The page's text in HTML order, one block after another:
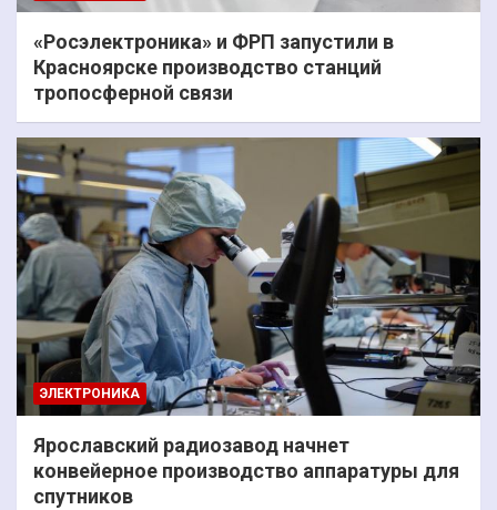
«Росэлектроника» и ФРП запустили в
Красноярске производство станций
тропосферной связи
ЭЛЕКТРОНИКА
Ярославский радиозавод начнет
конвейерное производство аппаратуры для
спутников